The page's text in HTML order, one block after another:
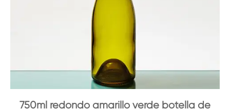
750ml redondo amarillo verde botella de